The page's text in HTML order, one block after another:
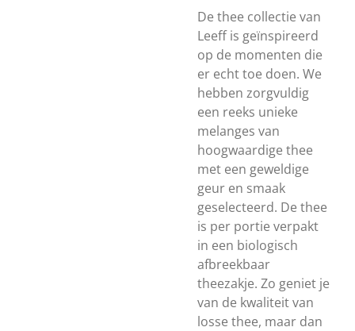
De thee collectie van
Leeff is geïnspireerd
op de momenten die
er echt toe doen. We
hebben zorgvuldig
een reeks unieke
melanges van
hoogwaardige thee
met een geweldige
geur en smaak
geselecteerd. De thee
is per portie verpakt
in een biologisch
afbreekbaar
theezakje. Zo geniet je
van de kwaliteit van
losse thee, maar dan